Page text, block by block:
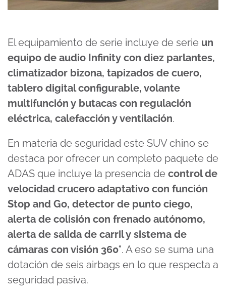
El equipamiento de serie incluye de serie un
equipo de audio Infinity con diez parlantes,
climatizador bizona, tapizados de cuero,
tablero digital configurable, volante
multifunción y butacas con regulación
eléctrica, calefacción y ventilación.
En materia de seguridad este SUV chino se
destaca por ofrecer un completo paquete de
ADAS que incluye la presencia de control de
velocidad crucero adaptativo con función
Stop and Go, detector de punto ciego,
alerta de colisión con frenado autónomo,
alerta de salida de carril y sistema de
cámaras con visión 360°. A eso se suma una
dotación de seis airbags en lo que respecta a
seguridad pasiva.